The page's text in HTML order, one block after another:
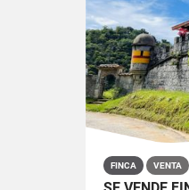
FINCA VENTA